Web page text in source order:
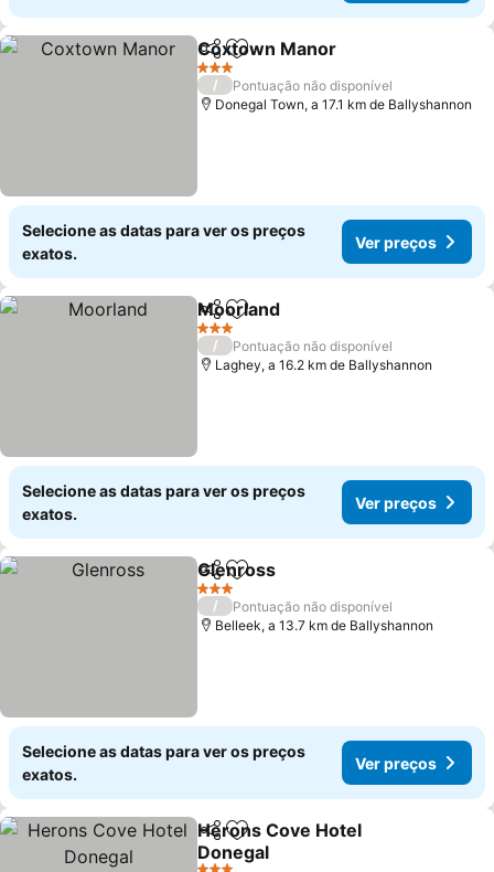
PartilharAdicionar aos favoritos
Coxtown Manor
3 Estrelas
/
Pontuação não disponível
Donegal Town, a 17.1 km de Ballyshannon
Selecione as datas para ver os preços
exatos.
Ver preços
PartilharAdicionar aos favoritos
Moorland
3 Estrelas
/
Pontuação não disponível
Laghey, a 16.2 km de Ballyshannon
Selecione as datas para ver os preços
exatos.
Ver preços
PartilharAdicionar aos favoritos
Glenross
3 Estrelas
/
Pontuação não disponível
Belleek, a 13.7 km de Ballyshannon
Selecione as datas para ver os preços
exatos.
Ver preços
PartilharAdicionar aos favoritos
Herons Cove Hotel
Donegal